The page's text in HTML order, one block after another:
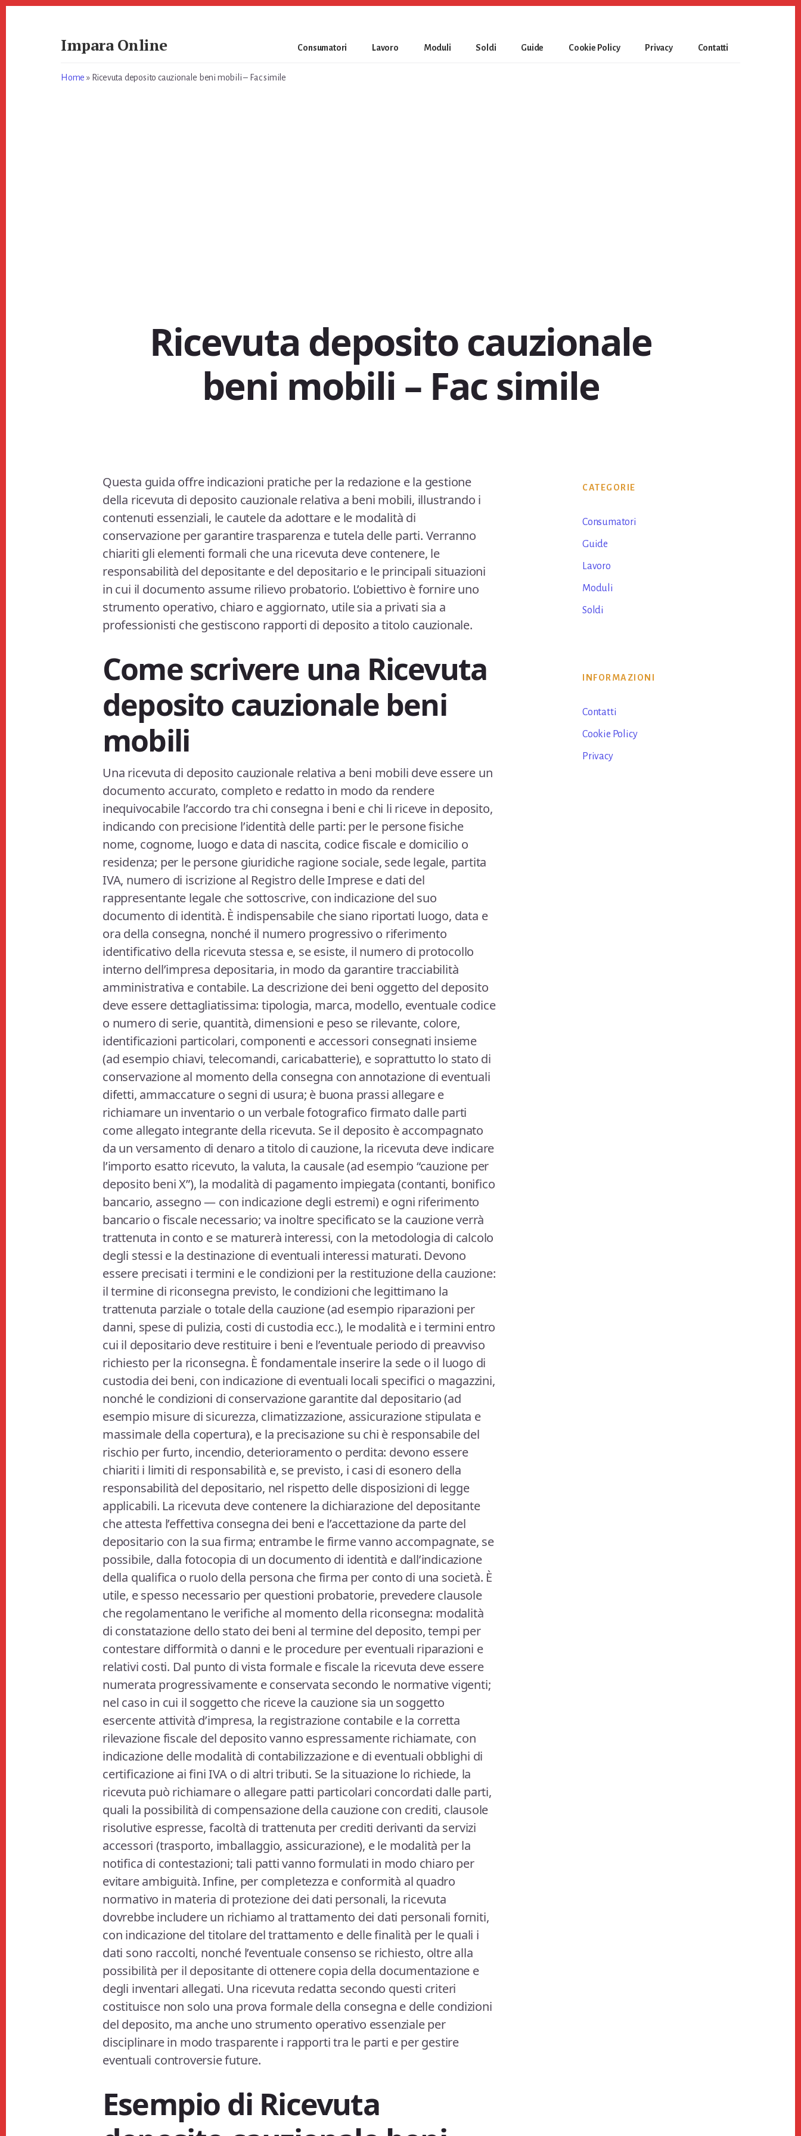
Impara Online
Online
Consumatori Lavoro Moduli Soldi Guide Cookie Policy Privacy Contatti
Home » Ricevuta deposito cauzionale beni mobili​​ – Fac simile
Ricevuta deposito cauzionale
beni mobili​​ – Fac simile
Questa guida offre indicazioni pratiche per la redazione e la gestione
della ricevuta di deposito cauzionale relativa a beni mobili, illustrando i
contenuti essenziali, le cautele da adottare e le modalità di
conservazione per garantire trasparenza e tutela delle parti. Verranno
chiariti gli elementi formali che una ricevuta deve contenere, le
responsabilità del depositante e del depositario e le principali situazioni
in cui il documento assume rilievo probatorio. L’obiettivo è fornire uno
strumento operativo, chiaro e aggiornato, utile sia a privati sia a
professionisti che gestiscono rapporti di deposito a titolo cauzionale.
Come scrivere una Ricevuta
deposito cauzionale beni
mobili​​
Una ricevuta di deposito cauzionale relativa a beni mobili deve essere un
documento accurato, completo e redatto in modo da rendere
inequivocabile l’accordo tra chi consegna i beni e chi li riceve in deposito,
indicando con precisione l’identità delle parti: per le persone fisiche
nome, cognome, luogo e data di nascita, codice fiscale e domicilio o
residenza; per le persone giuridiche ragione sociale, sede legale, partita
IVA, numero di iscrizione al Registro delle Imprese e dati del
rappresentante legale che sottoscrive, con indicazione del suo
documento di identità. È indispensabile che siano riportati luogo, data e
ora della consegna, nonché il numero progressivo o riferimento
identificativo della ricevuta stessa e, se esiste, il numero di protocollo
interno dell’impresa depositaria, in modo da garantire tracciabilità
amministrativa e contabile. La descrizione dei beni oggetto del deposito
deve essere dettagliatissima: tipologia, marca, modello, eventuale codice
o numero di serie, quantità, dimensioni e peso se rilevante, colore,
identificazioni particolari, componenti e accessori consegnati insieme
(ad esempio chiavi, telecomandi, caricabatterie), e soprattutto lo stato di
conservazione al momento della consegna con annotazione di eventuali
difetti, ammaccature o segni di usura; è buona prassi allegare e
richiamare un inventario o un verbale fotografico firmato dalle parti
come allegato integrante della ricevuta. Se il deposito è accompagnato
da un versamento di denaro a titolo di cauzione, la ricevuta deve indicare
l’importo esatto ricevuto, la valuta, la causale (ad esempio “cauzione per
deposito beni X”), la modalità di pagamento impiegata (contanti, bonifico
bancario, assegno — con indicazione degli estremi) e ogni riferimento
bancario o fiscale necessario; va inoltre specificato se la cauzione verrà
trattenuta in conto e se maturerà interessi, con la metodologia di calcolo
degli stessi e la destinazione di eventuali interessi maturati. Devono
essere precisati i termini e le condizioni per la restituzione della cauzione:
il termine di riconsegna previsto, le condizioni che legittimano la
trattenuta parziale o totale della cauzione (ad esempio riparazioni per
danni, spese di pulizia, costi di custodia ecc.), le modalità e i termini entro
cui il depositario deve restituire i beni e l’eventuale periodo di preavviso
richiesto per la riconsegna. È fondamentale inserire la sede o il luogo di
custodia dei beni, con indicazione di eventuali locali specifici o magazzini,
nonché le condizioni di conservazione garantite dal depositario (ad
esempio misure di sicurezza, climatizzazione, assicurazione stipulata e
massimale della copertura), e la precisazione su chi è responsabile del
rischio per furto, incendio, deterioramento o perdita: devono essere
chiariti i limiti di responsabilità e, se previsto, i casi di esonero della
responsabilità del depositario, nel rispetto delle disposizioni di legge
applicabili. La ricevuta deve contenere la dichiarazione del depositante
che attesta l’effettiva consegna dei beni e l’accettazione da parte del
depositario con la sua firma; entrambe le firme vanno accompagnate, se
possibile, dalla fotocopia di un documento di identità e dall’indicazione
della qualifica o ruolo della persona che firma per conto di una società. È
utile, e spesso necessario per questioni probatorie, prevedere clausole
che regolamentano le verifiche al momento della riconsegna: modalità
di constatazione dello stato dei beni al termine del deposito, tempi per
contestare difformità o danni e le procedure per eventuali riparazioni e
relativi costi. Dal punto di vista formale e fiscale la ricevuta deve essere
numerata progressivamente e conservata secondo le normative vigenti;
nel caso in cui il soggetto che riceve la cauzione sia un soggetto
esercente attività d’impresa, la registrazione contabile e la corretta
rilevazione fiscale del deposito vanno espressamente richiamate, con
indicazione delle modalità di contabilizzazione e di eventuali obblighi di
certificazione ai fini IVA o di altri tributi. Se la situazione lo richiede, la
ricevuta può richiamare o allegare patti particolari concordati dalle parti,
quali la possibilità di compensazione della cauzione con crediti, clausole
risolutive espresse, facoltà di trattenuta per crediti derivanti da servizi
accessori (trasporto, imballaggio, assicurazione), e le modalità per la
notifica di contestazioni; tali patti vanno formulati in modo chiaro per
evitare ambiguità. Infine, per completezza e conformità al quadro
normativo in materia di protezione dei dati personali, la ricevuta
dovrebbe includere un richiamo al trattamento dei dati personali forniti,
con indicazione del titolare del trattamento e delle finalità per le quali i
dati sono raccolti, nonché l’eventuale consenso se richiesto, oltre alla
possibilità per il depositante di ottenere copia della documentazione e
degli inventari allegati. Una ricevuta redatta secondo questi criteri
costituisce non solo una prova formale della consegna e delle condizioni
del deposito, ma anche uno strumento operativo essenziale per
disciplinare in modo trasparente i rapporti tra le parti e per gestire
eventuali controversie future.
Esempio di Ricevuta
Primary
Sidebar
CATEGORIE
Consumatori
Guide
Lavoro
Moduli
Soldi
INFORMAZIONI
Contatti
Cookie Policy
Privacy